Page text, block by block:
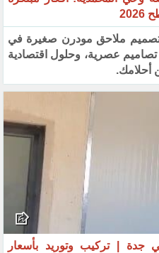
ملاحق مودرن صغيرة في
عصرية، وحلول اقتصادية
أحلامك.
| تركيب وتوريد بأسعار